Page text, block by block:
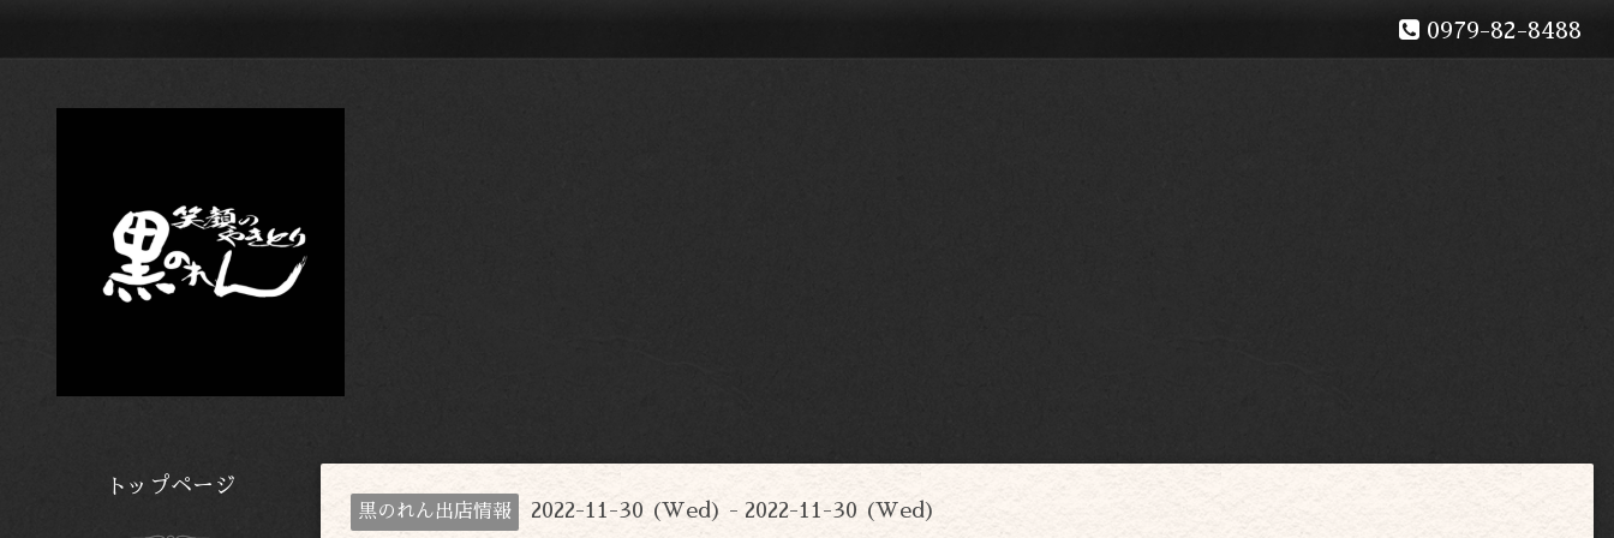
0979-82-8488
黒のれん出店情報 2022-11-30 (Wed) - 2022-11-30 (Wed)
トップページ